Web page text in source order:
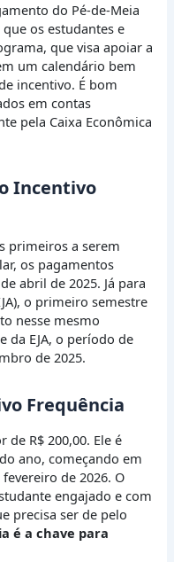
do Pé-de-Meia
os estudantes e
que visa apoiar a
um calendário bem
incentivo. É bom
em contas
pela Caixa Econômica
Incentivo
primeiros a serem
os pagamentos
abril de 2025. Já para
o primeiro semestre
nesse mesmo
da EJA, o período de
de 2025.
Frequência
de R$ 200,00. Ele é
ano, começando em
de 2026. O
engajado e com
precisa ser de pelo
é a chave para